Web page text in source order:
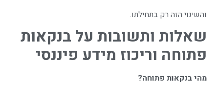
והשינוי הזה רק בתחילתו.
שאלות ותשובות על בנקאות
פתוחה וריכוז מידע פיננסי
מהי בנקאות פתוחה?